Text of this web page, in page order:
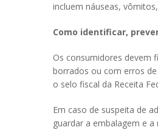
incluem náuseas,
Como identificar,
Os consumidores devem
borrados ou com erros
o selo fiscal da Receita
Em caso de suspeita de
guardar a embalagem e